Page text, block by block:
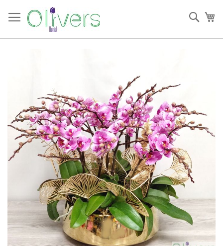
過
到
搜
索
images
gallery